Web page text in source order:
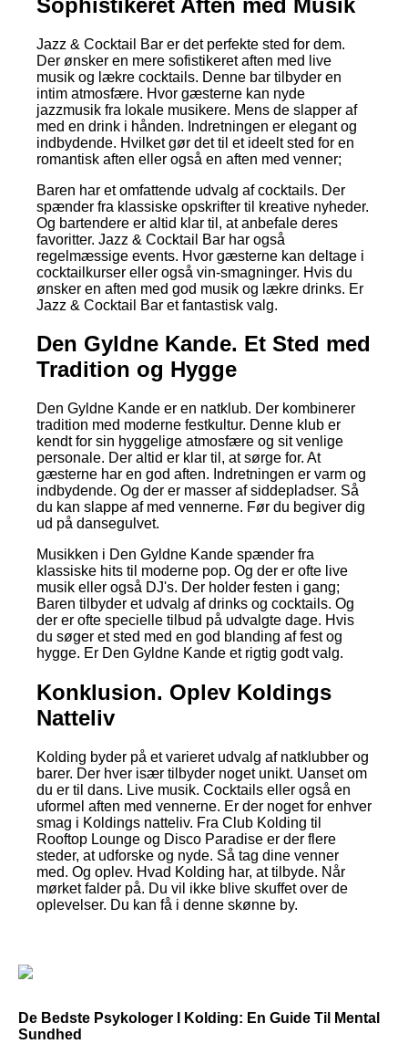
Jazz & Cocktail Bar er det perfekte sted for dem.
Der ønsker en mere sofistikeret aften med live
musik og lækre cocktails. Denne bar tilbyder en
intim atmosfære. Hvor gæsterne kan nyde
jazzmusik fra lokale musikere. Mens de slapper af
med en drink i hånden. Indretningen er elegant og
indbydende. Hvilket gør det til et ideelt sted for en
romantisk aften eller også en aften med venner;
Baren har et omfattende udvalg af cocktails. Der
spænder fra klassiske opskrifter til kreative nyheder.
Og bartendere er altid klar til, at anbefale deres
favoritter. Jazz & Cocktail Bar har også
regelmæssige events. Hvor gæsterne kan deltage i
cocktailkurser eller også vin-smagninger. Hvis du
ønsker en aften med god musik og lækre drinks. Er
Jazz & Cocktail Bar et fantastisk valg.
Den Gyldne Kande. Et Sted med
Tradition og Hygge
Den Gyldne Kande er en natklub. Der kombinerer
tradition med moderne festkultur. Denne klub er
kendt for sin hyggelige atmosfære og sit venlige
personale. Der altid er klar til, at sørge for. At
gæsterne har en god aften. Indretningen er varm og
indbydende. Og der er masser af siddepladser. Så
du kan slappe af med vennerne. Før du begiver dig
ud på dansegulvet.
Musikken i Den Gyldne Kande spænder fra
klassiske hits til moderne pop. Og der er ofte live
musik eller også DJ's. Der holder festen i gang;
Baren tilbyder et udvalg af drinks og cocktails. Og
der er ofte specielle tilbud på udvalgte dage. Hvis
du søger et sted med en god blanding af fest og
hygge. Er Den Gyldne Kande et rigtig godt valg.
Konklusion. Oplev Koldings
Natteliv
Kolding byder på et varieret udvalg af natklubber og
barer. Der hver især tilbyder noget unikt. Uanset om
du er til dans. Live musik. Cocktails eller også en
uformel aften med vennerne. Er der noget for enhver
smag i Koldings natteliv. Fra Club Kolding til
Rooftop Lounge og Disco Paradise er der flere
steder, at udforske og nyde. Så tag dine venner
med. Og oplev. Hvad Kolding har, at tilbyde. Når
mørket falder på. Du vil ikke blive skuffet over de
oplevelser. Du kan få i denne skønne by.
De Bedste Psykologer I Kolding: En Guide Til Mental
Sundhed